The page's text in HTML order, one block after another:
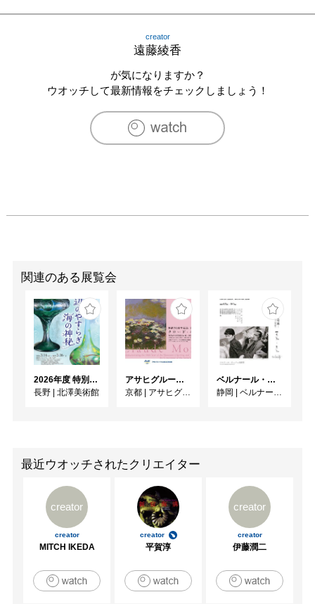
creator
遠藤綾香
が気になりますか？
ウオッチして最新情報をチェックしましょう！
関連のある展覧会
2026年度 特別展「ガレとドーム、アール･ヌーヴォーのガラス 水辺のやすらぎ、海の神秘」
長野 | 北澤美術館
アサヒグループ大山崎山荘美術館 開館30周年記念展「没後100年 クロード・モネ」
京都 | アサヒグループ大山崎山荘美術館
ベルナール・ビュフェと写真 ーカメラがとらえたビュフェとその時代、そして21 世紀へ
静岡 | ベルナール・ビュフェ美術館
最近ウオッチされたクリエイター
creator
creator
MITCH IKEDA
creator
平賀淳
creator
creator
伊藤潤二